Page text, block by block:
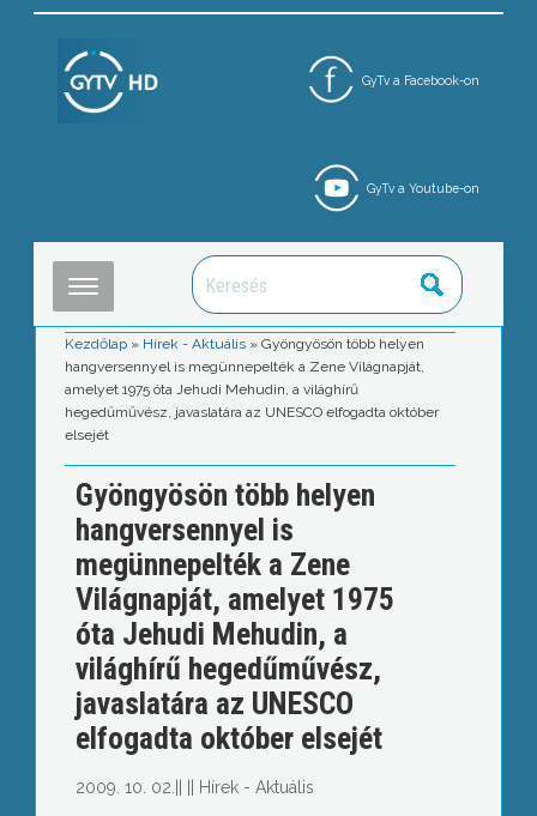
GyTv a Facebook-on
GyTv a Youtube-on
Kezdőlap » Hírek - Aktuális »Gyöngyösön több helyen
hangversennyel is megünnepelték a Zene Világnapját,
amelyet 1975 óta Jehudi Mehudin, a világhírű
hegedűművész, javaslatára az UNESCO elfogadta október
elsejét
Gyöngyösön több helyen
hangversennyel is
megünnepelték a Zene
Világnapját, amelyet 1975
óta Jehudi Mehudin, a
világhírű hegedűművész,
javaslatára az UNESCO
elfogadta október elsejét
2009. 10. 02. Hírek - Aktuális